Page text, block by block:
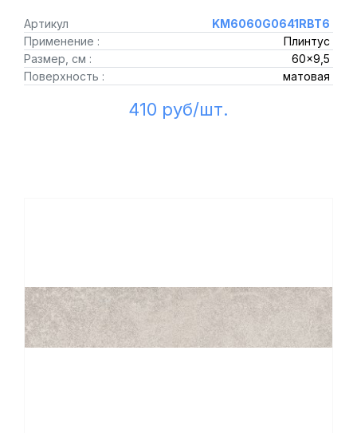
Артикул
KM6060G0641RBT6
Применение :
Плинтус
Размер, см :
60x9,5
Поверхность :
матовая
410 руб/шт.